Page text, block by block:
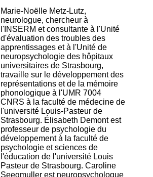
Marie-Noëlle Metz-Lutz,
neurologue, chercheur à
l'INSERM et consultante à l'Unité
d'évaluation des troubles des
apprentissages et à l'Unité de
neuropsychologie des hôpitaux
universitaires de Strasbourg,
travaille sur le développement des
représentations et de la mémoire
phonologique à l'UMR 7004
CNRS à la faculté de médecine de
l'université Louis-Pasteur de
Strasbourg. Élisabeth Demont est
professeur de psychologie du
développement à la faculté de
psychologie et sciences de
l'éducation de l'université Louis
Pasteur de Strasbourg. Caroline
Seegmuller est neuropsychologue
6
9
6
7
7
B
R
O
N
H
o
r
a
i
r
e
s
: